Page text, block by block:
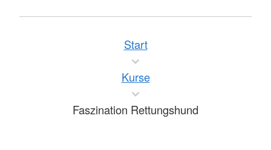
Start
Kurse
Faszination Rettungshund